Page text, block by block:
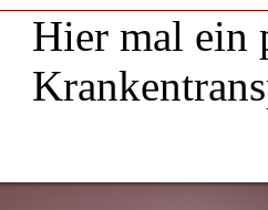
Hier mal ein